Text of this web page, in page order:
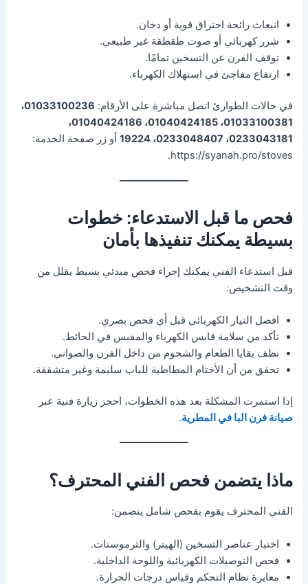
انبعاث رائحة احتراق قوية أو دخان.
شرر كهربائي أو صوت طقطقة غير طبيعي.
توقف الفرن عن التسخين تمامًا.
ارتفاع مفاجئ في استهلاك الكهرباء.
في حالات الطوارئ اتصل مباشرة على الأرقام:
01033100236،
01033100381، 01040424185، 01040424186،
0233043181، 0233048407، 19224
أو زر صفحة الخدمة:
https://syanah.pro/stoves.
فحص ما قبل الاستدعاء: خطوات
بسيطة يمكنك تنفيذها بأمان
قبل استدعاء الفني يمكنك إجراء فحص مبدئي بسيط يقلل من
وقت التشخيص:
افصل التيار الكهربائي قبل أي فحص بصري.
تأكد من سلامة قابس الكهرباء والمقبس في الحائط.
نظف بقايا الطعام والشحوم من داخل الفرن والصواني.
تحقق من أن الأختام المطاطية للباب سليمة وغير متشققة.
إذا استمرت المشكلة بعد هذه الخطوات، احجز زيارة فنية عبر
صيانة فرن البا في المطرية.
ماذا يتضمن فحص الفني المحترف؟
الفني المحترف يقوم بفحص شامل يتضمن:
اختبار عناصر التسخين (الهيتر) والثرموستات.
فحص التوصيلات الكهربائية واللوحة الداخلية.
معايرة نظام التحكم وقياس درجات الحرارة.